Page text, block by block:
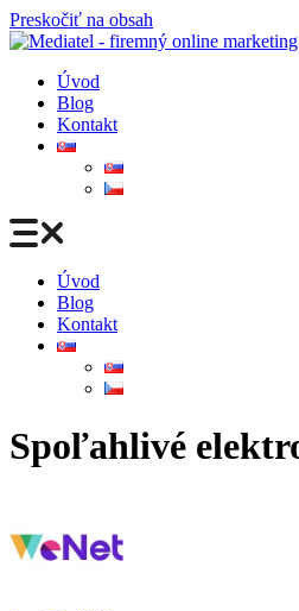
Preskočiť na obsah
Úvod
Blog
Kontakt
Úvod
Blog
Kontakt
Spoľahlivé